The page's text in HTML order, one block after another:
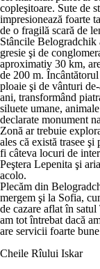
copleşitoare. Sute de
impresionează foarte
de o fragilă scară de
Stâncile
gresie şi de
aproximativ 30 km,
de 200 m.
ploaie şi de vânturi
ani, transformând
siluete umane,
declarate monument
Zonă ar trebuie
ales că există trasee
fi câteva locuri de
Peştera Lepenita şi
acolo.
Plecăm din
mergem şi la Sofia,
de cazare aflat în
am tot întrebat dacă
are servicii foarte
Cheile Rîului Iskar